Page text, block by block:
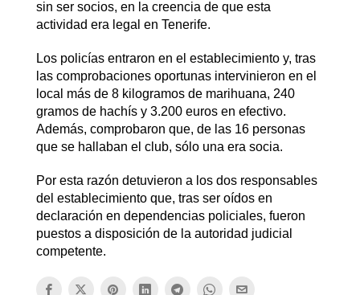
sin ser socios, en la creencia de que esta
actividad era legal en Tenerife.
Los policías entraron en el establecimiento y, tras
las comprobaciones oportunas intervinieron en el
local más de 8 kilogramos de marihuana, 240
gramos de hachís y 3.200 euros en efectivo.
Además, comprobaron que, de las 16 personas
que se hallaban el club, sólo una era socia.
Por esta razón detuvieron a los dos responsables
del establecimiento que, tras ser oídos en
declaración en dependencias policiales, fueron
puestos a disposición de la autoridad judicial
competente.